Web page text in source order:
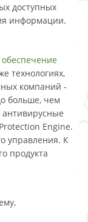
доступных
информации.
технологиях,
компаний -
больше, чем
Engine.
управления. К
продукта